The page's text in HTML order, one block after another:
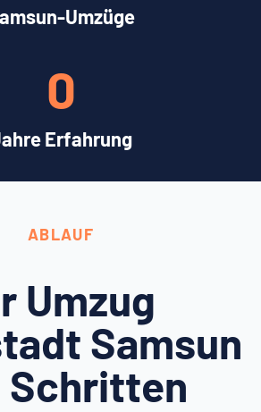
Umzüge
Erfahrung
0
ABLAUF
Umzug
Samsun
Schritten